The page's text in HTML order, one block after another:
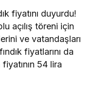
fiyatını duyurdu!
açılış töreni için
ve vatandaşları
fiyatlarını da
fiyatının 54 lira